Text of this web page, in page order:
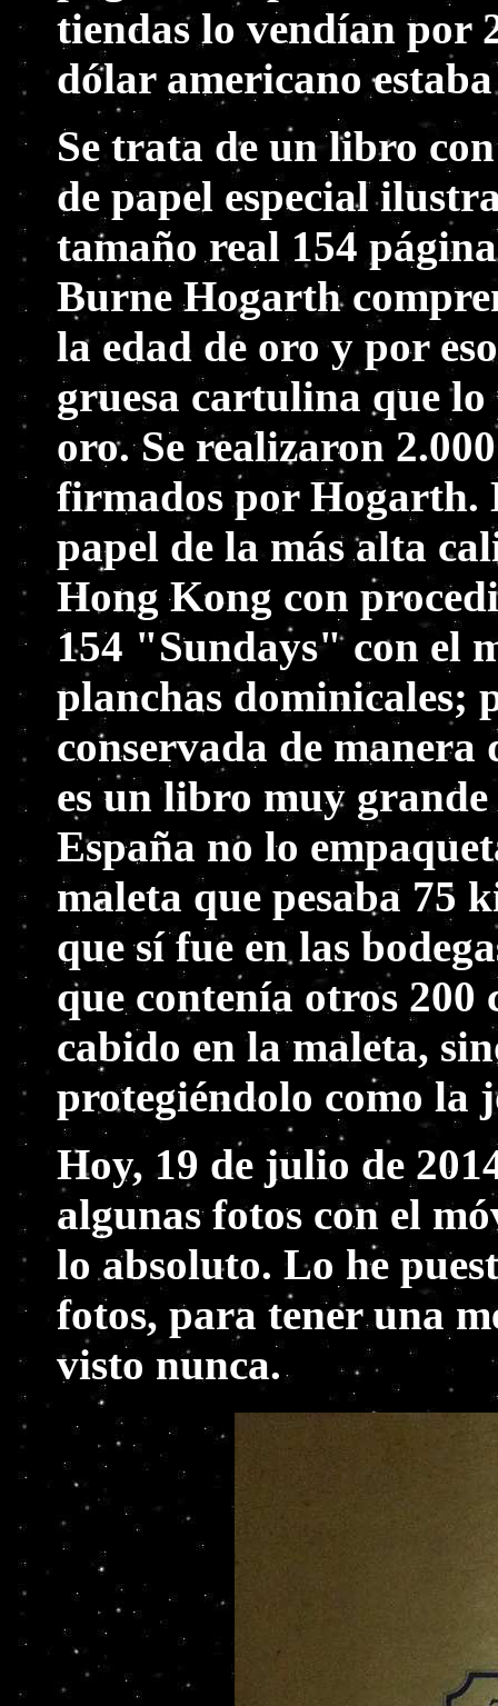
tiendas lo vendían por
dólar americano estaba
Se trata de un libro
de papel especial
tamaño real 154
Burne Hogarth
la edad de oro y por
gruesa cartulina que
oro. Se realizaron
firmados por Hogarth.
papel de la más alta
Hong Kong con
154 "Sundays" con el
planchas dominicales;
conservada de manera
es un libro muy grande
España no lo
maleta que pesaba 75
que sí fue en las
que contenía otros 200
cabido en la maleta,
protegiéndolo como la
Hoy, 19 de julio de
algunas fotos con el
lo absoluto. Lo he
fotos, para tener una
visto nunca.